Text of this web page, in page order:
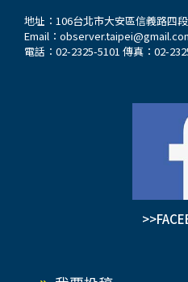
地址：106台北市大安區信義路四
Email：
電話：02-2325-5101 傳真：02-